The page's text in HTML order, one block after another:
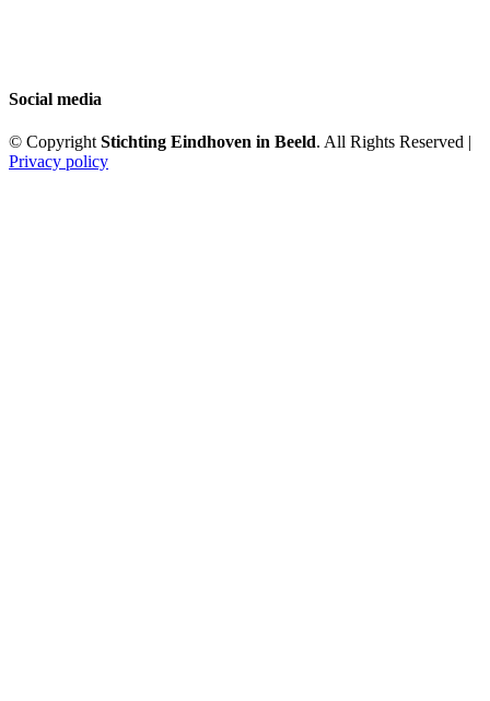
Social media
© Copyright Stichting Eindhoven in Beeld. All Rights Reserved |
Privacy policy